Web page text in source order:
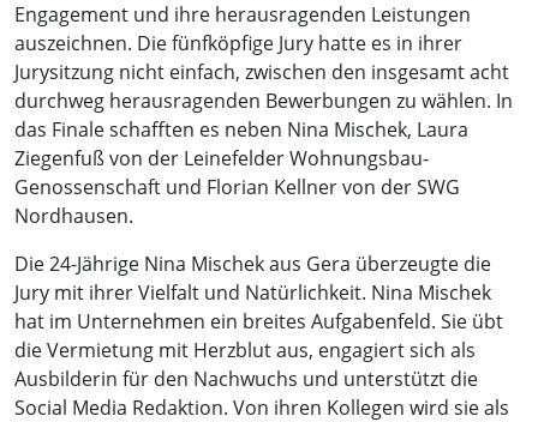
Engagement und ihre herausragenden Leistungen
auszeichnen. Die fünfköpfige Jury hatte es in ihrer
Jurysitzung nicht einfach, zwischen den insgesamt acht
durchweg herausragenden Bewerbungen zu wählen. In
das Finale schafften es neben Nina Mischek, Laura
Ziegenfuß von der Leinefelder Wohnungsbau-
Genossenschaft und Florian Kellner von der SWG
Nordhausen.
Die 24-Jährige Nina Mischek aus Gera überzeugte die
Jury mit ihrer Vielfalt und Natürlichkeit. Nina Mischek
hat im Unternehmen ein breites Aufgabenfeld. Sie übt
die Vermietung mit Herzblut aus, engagiert sich als
Ausbilderin für den Nachwuchs und unterstützt die
Social Media Redaktion. Von ihren Kollegen wird sie als